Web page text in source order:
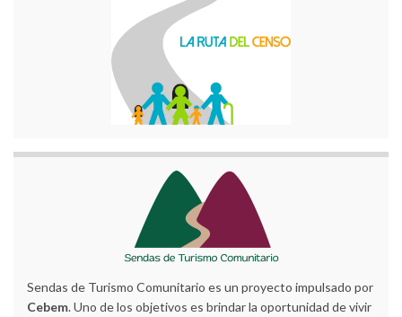
Sendas de Turismo Comunitario es un proyecto impulsado por
Cebem. Uno de los objetivos es brindar la oportunidad de vivir